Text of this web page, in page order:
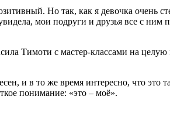
Но так, как я девочка очень
мои подруги и друзья все с ним
Тимоти с мастер-классами на
и в то же время интересно, что это
понимание: «это – моё».